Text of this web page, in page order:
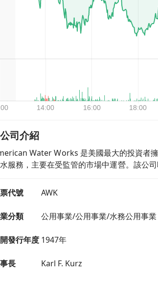
公司介紹
Water Works 是美國最大的投資者
服務，主要在受監管的市場中運營。該公
代號 AWK
分類 公用事業/公用事業/水務公用事業
發行年度 1947年
長 Karl F. Kurz